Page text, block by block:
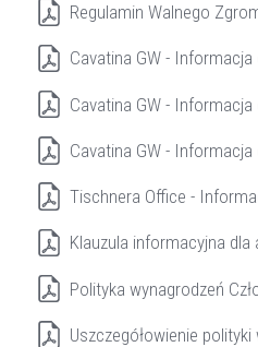
Regulamin Walnego
Cavatina GW -
Cavatina GW -
Cavatina GW -
Tischnera Office -
Klauzula informacyjna
Polityka wynagrodzeń
Uszczegółowienie